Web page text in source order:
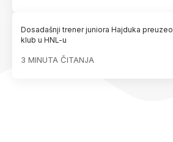
Dosadašnji trener juniora Hajduka preuzeo
klub u HNL-u
3 MINUTA ČITANJA